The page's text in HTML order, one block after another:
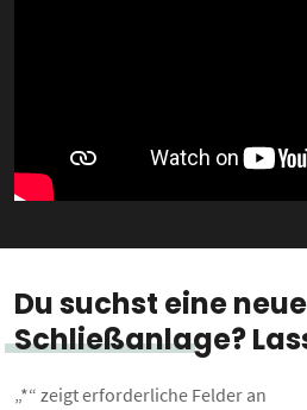
Du suchst eine
Schließanlage?
„*“ zeigt erforderliche Felder an